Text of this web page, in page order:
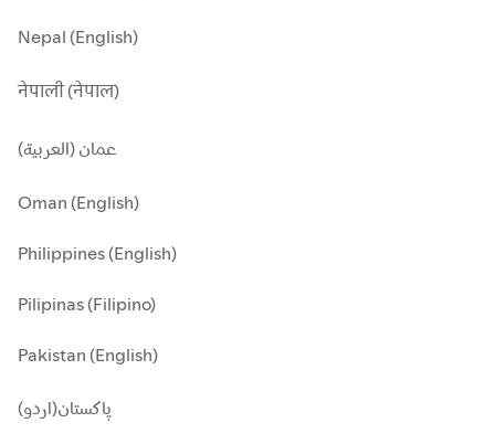
Nepal (English)
नेपाली (नेपाल)
عمان (العربية)
Oman (English)
Philippines (English)
Pilipinas (Filipino)
Pakistan (English)
پاکستان(اردو)